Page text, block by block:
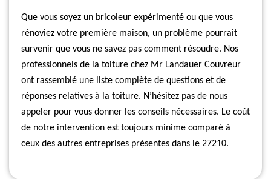
Que vous soyez un bricoleur expérimenté ou que vous
rénoviez votre première maison, un problème pourrait
survenir que vous ne savez pas comment résoudre. Nos
professionnels de la toiture chez Mr Landauer Couvreur
ont rassemblé une liste complète de questions et de
réponses relatives à la toiture. N’hésitez pas de nous
appeler pour vous donner les conseils nécessaires. Le coût
de notre intervention est toujours minime comparé à
ceux des autres entreprises présentes dans le 27210.